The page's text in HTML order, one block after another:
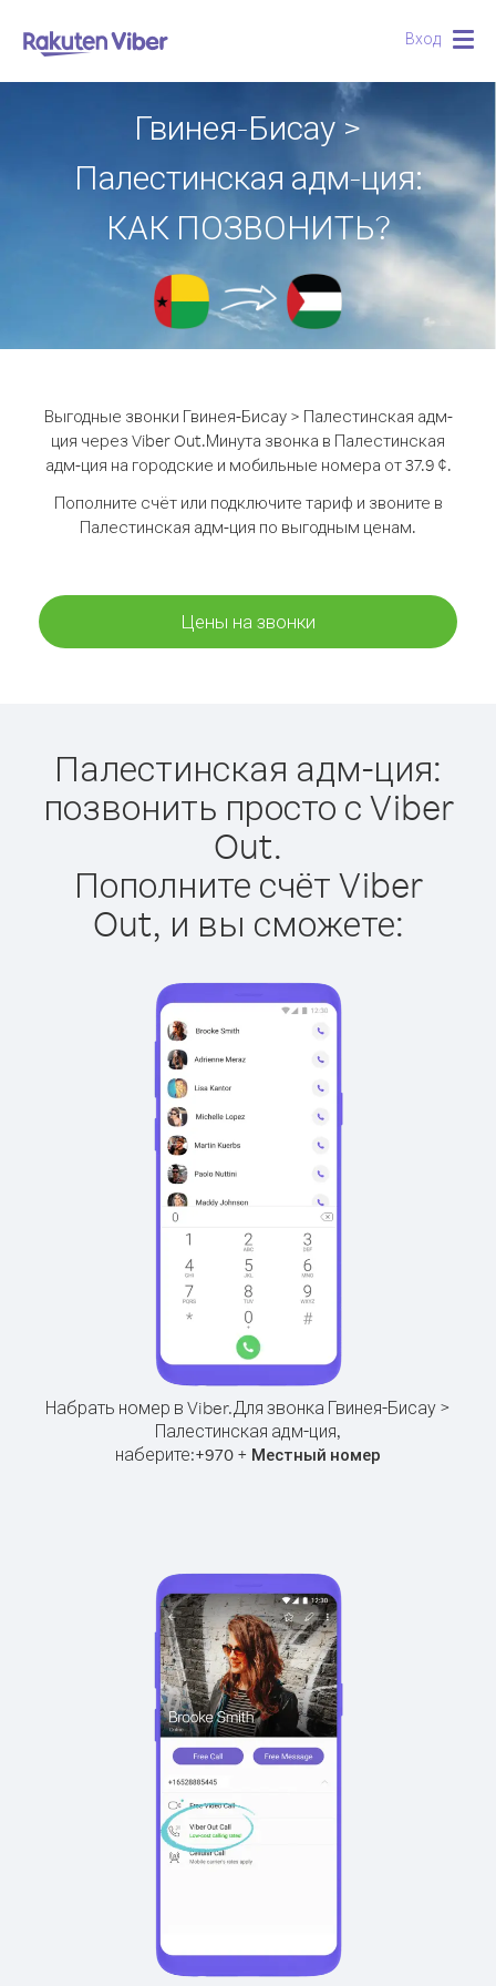
Вход
Гвинея-Бисау >
Палестинская адм-ция:
КАК ПОЗВОНИТЬ?
Выгодные звонки Гвинея-Бисау > Палестинская адм-
ция через Viber Out.Минута звонка в Палестинская
адм-ция на городские и мобильные номера от 37.9 ¢.
Пополните счёт или подключите тариф и звоните в
Палестинская адм-ция по выгодным ценам.
Цены на звонки
Палестинская адм-ция:
позвонить просто с Viber
Out.
Пополните счёт Viber
Out, и вы сможете:
Набрать номер в Viber.Для звонка Гвинея-Бисау >
Палестинская адм-ция,
наберите:+970 + Местный номер